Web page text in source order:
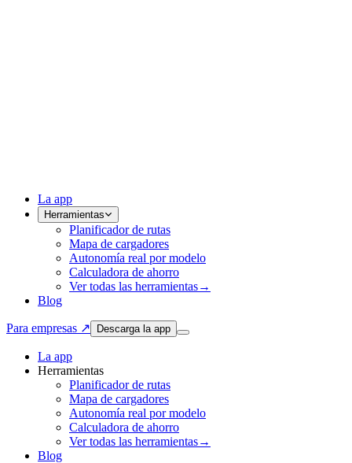
La app
Herramientas
Planificador de rutas
Mapa de cargadores
Autonomía real por modelo
Calculadora de ahorro
Ver todas las herramientas→
Blog
Para empresas ↗ Descarga la app
La app
Herramientas
Planificador de rutas
Mapa de cargadores
Autonomía real por modelo
Calculadora de ahorro
Ver todas las herramientas→
Blog